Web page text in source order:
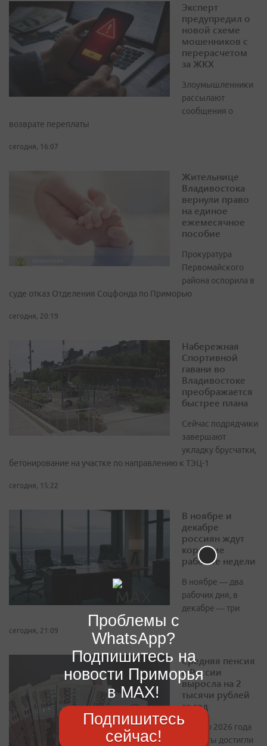
Эксперт
предупредил о
новой схеме
мошенников с
перерасчетом
за ЖКХ
Злоумышленники
рассылают
сообщения о
возврате переплаты
сегодня, 16:07
Жительнице
Владивостока
вернули право
на единое
ежемесячное
пособие
Прокуратура
Первомайского
района оспорила в
суде отказ Отделения Соцфонда по Приморью
сегодня, 20:19
Набережная
Спортивной
гавани во
Владивостоке
преображается
быстрее плана
Сейчас подрядчики
завершают
укладку брусчатки,
бетонирование на участке по направлению к ТЭЦ-1
сегодня, 15:22
В ноябре и
декабре
россиян ждут
короткие
рабочие недели
В ноябре — два
рабочих дня, в
декабре — три
сегодня, 21:09
Средняя пенсия
в России
выросла на 2
тысячи рублей
за год
К июлю 2026 года
выплаты достигли
Проблемы с
WhatsApp?
Подпишитесь на
новости Приморья
в MAX!
Подпишитесь
сейчас!